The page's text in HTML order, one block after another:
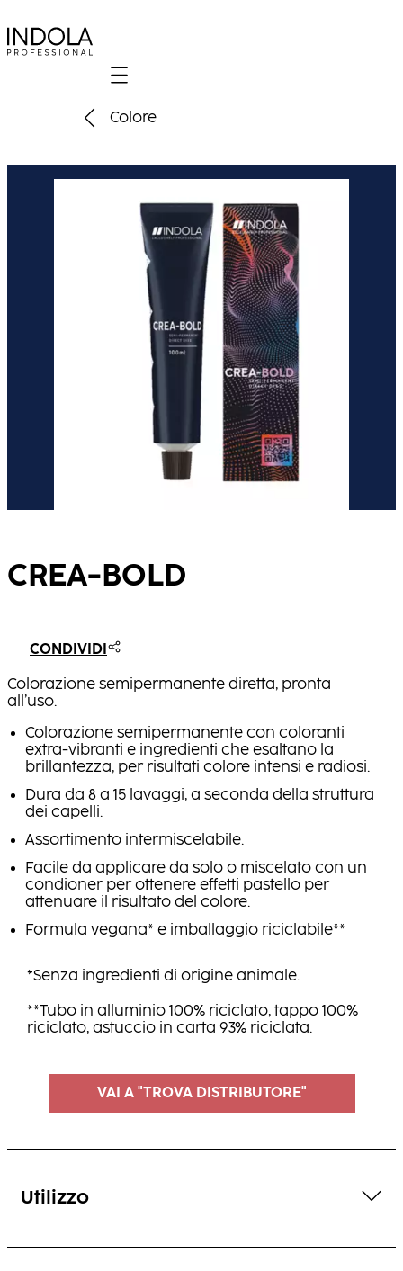
Mobile navigation
Colore
CREA-BOLD
CONDIVIDI
Colorazione semipermanente diretta, pronta
all’uso.
Colorazione semipermanente con coloranti
extra-vibranti e ingredienti che esaltano la
brillantezza, per risultati colore intensi e radiosi.
Dura da 8 a 15 lavaggi, a seconda della struttura
dei capelli.
Assortimento intermiscelabile.
Facile da applicare da solo o miscelato con un
condioner per ottenere effetti pastello per
attenuare il risultato del colore.
Formula vegana* e imballaggio riciclabile**
*Senza ingredienti di origine animale.
**Tubo in alluminio 100% riciclato, tappo 100%
riciclato, astuccio in carta 93% riciclata.
VAI A "TROVA DISTRIBUTORE"
Utilizzo